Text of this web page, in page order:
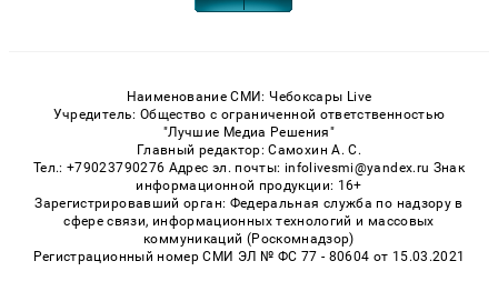
Наименование СМИ: Чебоксары Live
Учредитель: Общество с ограниченной ответственностью
"Лучшие Медиа Решения"
Главный редактор: Самохин А. С.
Тел.: +79023790276 Адрес эл. почты: infolivesmi@yandex.ru Знак
информационной продукции: 16+
Зарегистрировавший орган: Федеральная служба по надзору в
сфере связи, информационных технологий и массовых
коммуникаций (Роскомнадзор)
Регистрационный номер СМИ ЭЛ № ФС 77 - 80604 от 15.03.2021